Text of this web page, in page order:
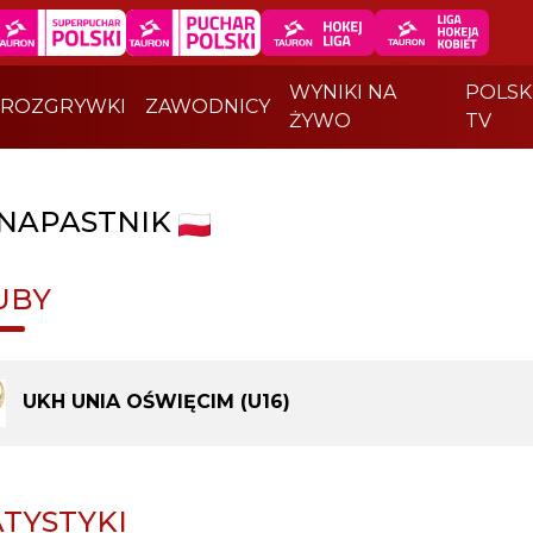
ROZGRYWKI ZAWODNICY
WYNIKI NA
ŻYWO
TV
UKH UNIA OŚWIĘCIM (U16)